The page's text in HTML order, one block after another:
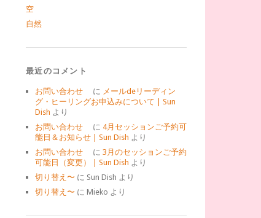
空
自然
最近のコメント
お問い合わせ に メールdeリーディン
グ・ヒーリングお申込みについて | Sun
Dish より
お問い合わせ
に 4月セッションご予約可
能日＆お知らせ | Sun Dish より
お問い合わせ
に 3月のセッションご予約
可能日（変更） | Sun Dish より
切り替え〜 に Sun Dish より
切り替え〜 に Mieko より